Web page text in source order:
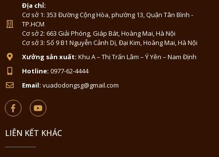
Địa chỉ:
Cơ sở 1: 353 Đường Cộng Hòa, phường 13, Quận Tân Bình -
TP.HCM
Cơ sở 2: 663 Giải Phóng, Giáp Bát, Hoàng Mai, Hà Nội
Cơ sở 3: Số 9 B1 Nguyễn Cảnh Dị, Đại Kim, Hoàng Mai, Hà Nội
Xưởng sản xuất: Khu A – Thị Trấn Lâm – Ý Yên – Nam Định
Hotline: 0977-62-4444
Email: vuadodongsg@gmail.com
LIÊN KẾT KHÁC